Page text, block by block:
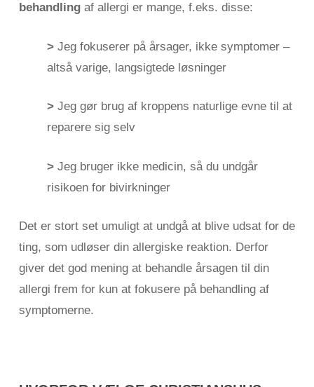
behandlingaf allergi er mange, f.eks. disse:
>Jeg fokuserer på årsager, ikke symptomer –
altså varige, langsigtede løsninger
>Jeg gør brug af kroppens naturlige evne til at
reparere sig selv
>Jeg bruger ikke medicin, så du undgår
risikoen for bivirkninger
Det er stort set umuligt at undgå at blive udsat for de
ting, som udløser din allergiske reaktion. Derfor
giver det god mening at behandle årsagen til din
allergi frem for kun at fokusere på behandling af
symptomerne.